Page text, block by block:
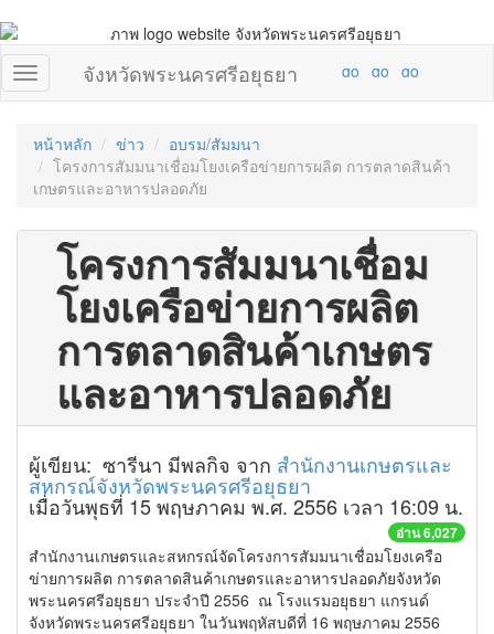
จังหวัดพระนครศรีอยุธยา
หน้าหลัก ข่าว
อบรม/สัมมนา
โครงการสัมมนาเชื่อมโยงเครือข่ายการผลิต การตลาดสินค้า
เกษตรและอาหารปลอดภัย
โครงการสัมมนาเชื่อม
โยงเครือข่ายการผลิต
การตลาดสินค้าเกษตร
และอาหารปลอดภัย
ผู้เขียน: ซารีนา มีพลกิจ จาก สำนักงานเกษตรและ
สหกรณ์จังหวัดพระนครศรีอยุธยา
เมื่อวันพุธที่ 15 พฤษภาคม พ.ศ. 2556 เวลา 16:09 น.
อ่าน 6,027
สำนักงานเกษตรและสหกรณ์จัดโครงการสัมมนาเชื่อมโยงเครือ
ข่ายการผลิต การตลาดสินค้าเกษตรและอาหารปลอดภัยจังหวัด
พระนครศรีอยุธยา ประจำปี 2556 ณ โรงแรมอยุธยา แกรนด์
จังหวัดพระนครศรีอยุธยา ในวันพฤหัสบดีที่ 16 พฤษภาคม 2556